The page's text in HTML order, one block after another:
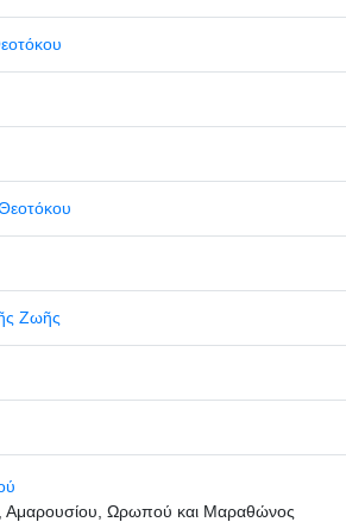
Ζωῆς
Αμαρουσίου, Ωρωπού και Μαραθώνος